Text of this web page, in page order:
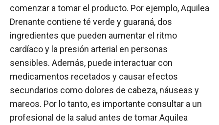
comenzar a tomar el producto. Por ejemplo, Aquilea
Drenante contiene té verde y guaraná, dos
ingredientes que pueden aumentar el ritmo
cardíaco y la presión arterial en personas
sensibles. Además, puede interactuar con
medicamentos recetados y causar efectos
secundarios como dolores de cabeza, náuseas y
mareos. Por lo tanto, es importante consultar a un
profesional de la salud antes de tomar Aquilea